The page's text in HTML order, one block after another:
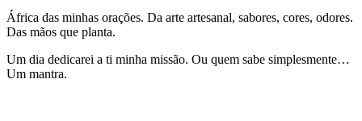
África das minhas orações. Da arte artesanal, sabores, cores, odores.
Das mãos que planta.
Um dia dedicarei a ti minha missão. Ou quem sabe simplesmente…
Um mantra.